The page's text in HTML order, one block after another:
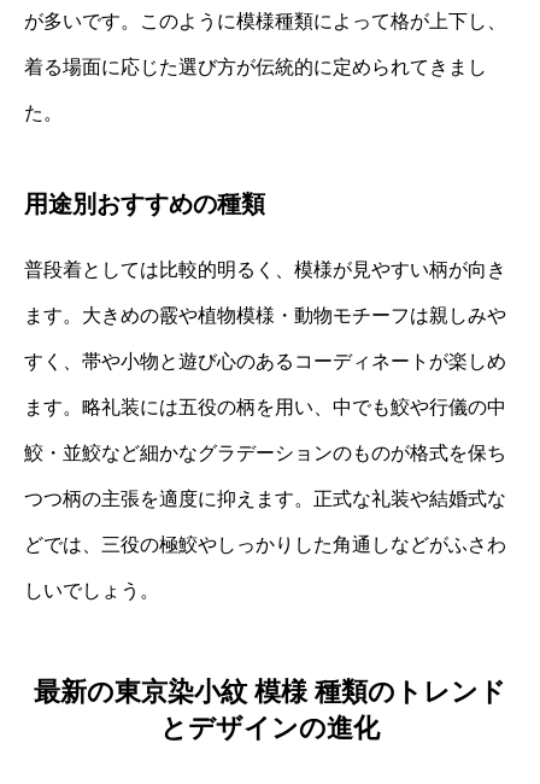
が多いです。このように模様種類によって格が上下し、
着る場面に応じた選び方が伝統的に定められてきまし
た。
用途別おすすめの種類
普段着としては比較的明るく、模様が見やすい柄が向き
ます。大きめの霰や植物模様・動物モチーフは親しみや
すく、帯や小物と遊び心のあるコーディネートが楽しめ
ます。略礼装には五役の柄を用い、中でも鮫や行儀の中
鮫・並鮫など細かなグラデーションのものが格式を保ち
つつ柄の主張を適度に抑えます。正式な礼装や結婚式な
どでは、三役の極鮫やしっかりした角通しなどがふさわ
しいでしょう。
最新の東京染小紋 模様 種類のトレンド
とデザインの進化